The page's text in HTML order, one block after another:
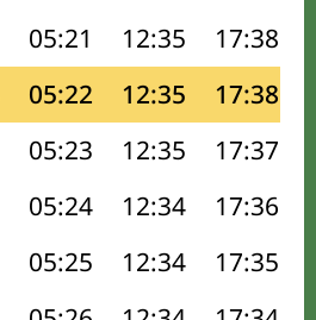
05:21 12:35 17:38
05:22 12:35 17:38
05:23 12:35 17:37
05:24 12:34 17:36
05:25 12:34 17:35